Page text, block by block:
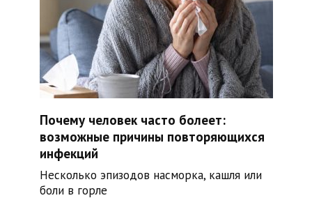
Почему человек часто болеет:
возможные причины повторяющихся
инфекций
Несколько эпизодов насморка, кашля или
боли в горле